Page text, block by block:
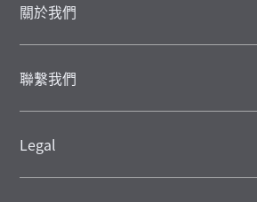
關於我們
聯繫我們
Legal